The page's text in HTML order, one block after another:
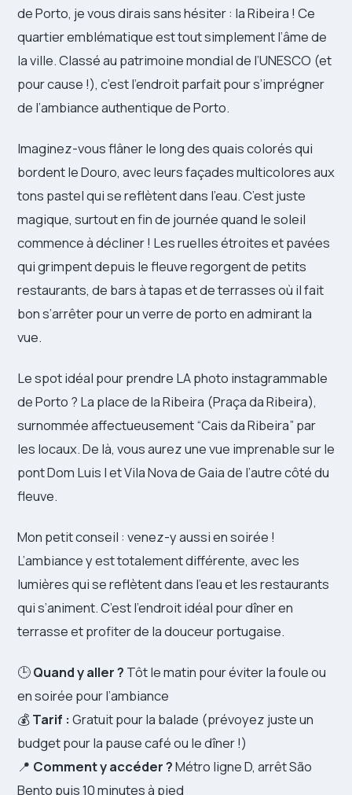
de Porto, je vous dirais sans hésiter : la Ribeira ! Ce
quartier emblématique est tout simplement l’âme de
la ville. Classé au patrimoine mondial de l’UNESCO (et
pour cause !), c’est l’endroit parfait pour s’imprégner
de l’ambiance authentique de Porto.
Imaginez-vous flâner le long des quais colorés qui
bordent le Douro, avec leurs façades multicolores aux
tons pastel qui se reflètent dans l’eau. C’est juste
magique, surtout en fin de journée quand le soleil
commence à décliner ! Les ruelles étroites et pavées
qui grimpent depuis le fleuve regorgent de petits
restaurants, de bars à tapas et de terrasses où il fait
bon s’arrêter pour un verre de porto en admirant la
vue.
Le spot idéal pour prendre LA photo instagrammable
de Porto ? La place de la Ribeira (Praça da Ribeira),
surnommée affectueusement “Cais da Ribeira” par
les locaux. De là, vous aurez une vue imprenable sur le
pont Dom Luis I et Vila Nova de Gaia de l’autre côté du
fleuve.
Mon petit conseil : venez-y aussi en soirée !
L’ambiance y est totalement différente, avec les
lumières qui se reflètent dans l’eau et les restaurants
qui s’animent. C’est l’endroit idéal pour dîner en
terrasse et profiter de la douceur portugaise.
🕒Quand y aller ? Tôt le matin pour éviter la foule ou
en soirée pour l’ambiance
💰Tarif : Gratuit pour la balade (prévoyez juste un
budget pour la pause café ou le dîner !)
📍 Comment y accéder ?Métro ligne D, arrêt São
Bento puis 10 minutes à pied